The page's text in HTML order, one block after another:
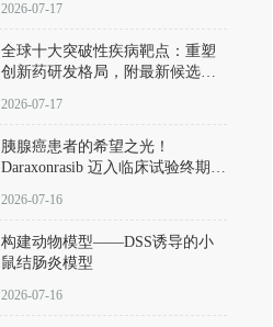
应用指南
2026-07-17
全球十大突破性疾病靶点：重塑
创新药研发格局，附最新候选分
2026-07-17
胰腺癌患者的希望之光！
Daraxonrasib 迈入临床试验终期阶
2026-07-16
构建动物模型——DSS诱导的小
鼠结肠炎模型
2026-07-16